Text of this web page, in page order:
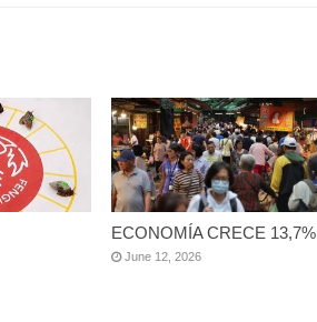
ECONOMÍA CRECE 13,7%
June 12, 2026